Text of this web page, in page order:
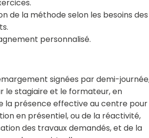
de la méthode selon les besoins des
personnalisé.
signées par demi-
le stagiaire et le formateur, en
la présence effective au centre pour
en présentiel, ou de la réactivité,
des travaux demandés, et de la